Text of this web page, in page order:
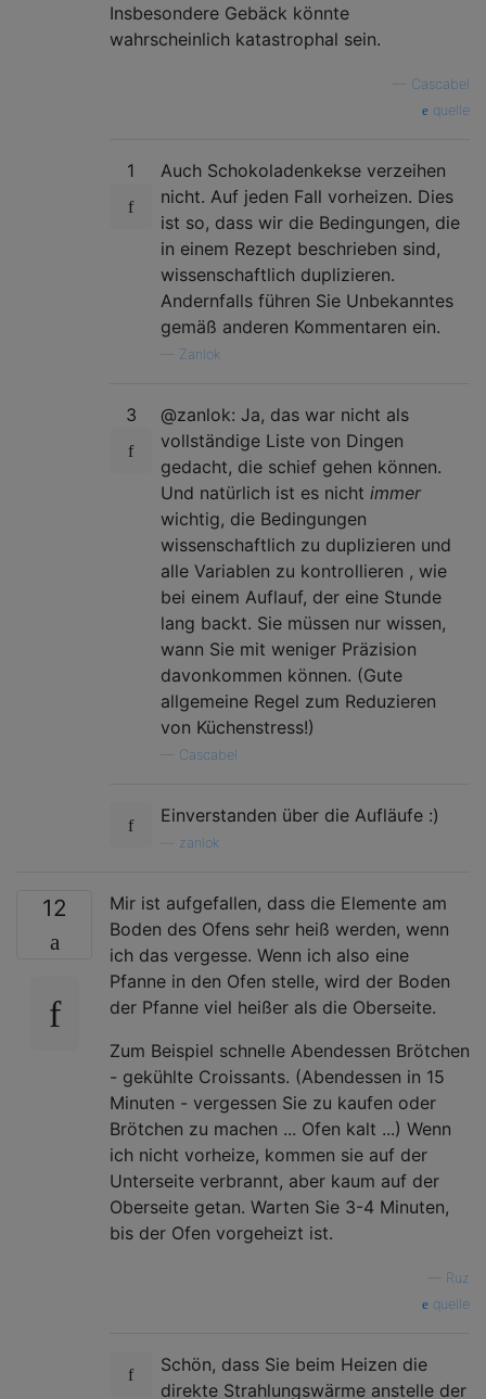
Insbesondere Gebäck könnte
wahrscheinlich katastrophal sein.
Cascabel
quelle
1
Auch Schokoladenkekse verzeihen
nicht. Auf jeden Fall vorheizen. Dies
ist so, dass wir die Bedingungen, die
in einem Rezept beschrieben sind,
wissenschaftlich duplizieren.
Andernfalls führen Sie Unbekanntes
gemäß anderen Kommentaren ein.
Zanlok
3
@zanlok: Ja, das war nicht als
vollständige Liste von Dingen
gedacht, die schief gehen können.
Und natürlich ist es nicht immer
wichtig, die Bedingungen
wissenschaftlich zu duplizieren und
alle Variablen zu kontrollieren , wie
bei einem Auflauf, der eine Stunde
lang backt. Sie müssen nur wissen,
wann Sie mit weniger Präzision
davonkommen können. (Gute
allgemeine Regel zum Reduzieren
von Küchenstress!)
Cascabel
Einverstanden über die Aufläufe :)
zanlok
12
Mir ist aufgefallen, dass die Elemente am
Boden des Ofens sehr heiß werden, wenn
ich das vergesse. Wenn ich also eine
Pfanne in den Ofen stelle, wird der Boden
der Pfanne viel heißer als die Oberseite.
Zum Beispiel schnelle Abendessen Brötchen
- gekühlte Croissants. (Abendessen in 15
Minuten - vergessen Sie zu kaufen oder
Brötchen zu machen ... Ofen kalt ...) Wenn
ich nicht vorheize, kommen sie auf der
Unterseite verbrannt, aber kaum auf der
Oberseite getan. Warten Sie 3-4 Minuten,
bis der Ofen vorgeheizt ist.
Ruz
quelle
Schön, dass Sie beim Heizen die
direkte Strahlungswärme anstelle der